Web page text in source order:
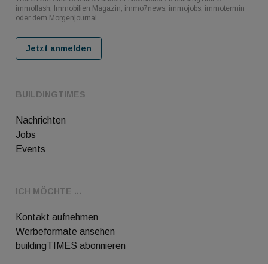
BUILDINGTIMES
Nachrichten
Jobs
Events
ICH MÖCHTE ...
Kontakt aufnehmen
Werbeformate ansehen
buildingTIMES abonnieren
immoflash, Immobilien Magazin, immo7news, immojobs, immotermin
oder dem Morgenjournal
Jetzt anmelden